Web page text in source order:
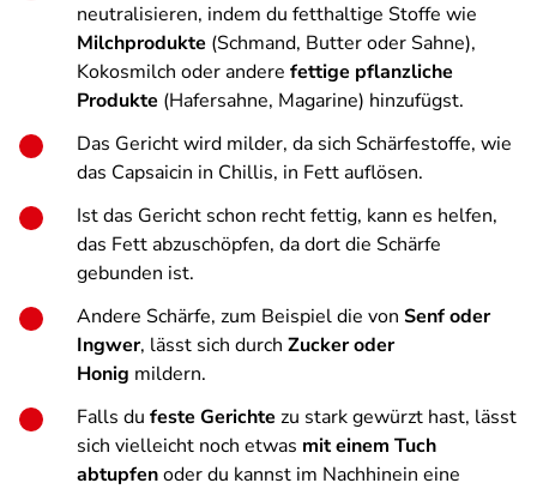
neutralisieren, indem du fetthaltige Stoffe wie
Milchprodukte (Schmand, Butter oder Sahne),
Kokosmilch oder andere fettige pflanzliche
Produkte (Hafersahne, Magarine) hinzufügst.
Das Gericht wird milder, da sich Schärfestoffe, wie
das Capsaicin in Chillis, in Fett auflösen.
Ist das Gericht schon recht fettig, kann es helfen,
das Fett abzuschöpfen, da dort die Schärfe
gebunden ist.
Andere Schärfe, zum Beispiel die von Senf oder
Ingwer, lässt sich durch Zucker oder
Honig mildern.
Falls du feste Gerichte zu stark gewürzt hast, lässt
sich vielleicht noch etwas mit einem Tuch
abtupfenoder du kannst im Nachhinein eine